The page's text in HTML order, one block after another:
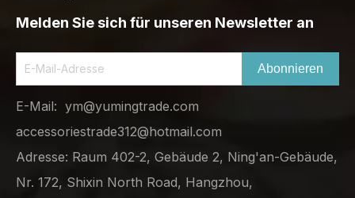
Melden Sie sich für unseren Newsletter an
Abonnieren
E-Mail: ym@yumingtrade.com
accessoriestrade312@hotmail.com
Adresse: Raum 402-2, Gebäude 2, Ning'an-Gebäude,
Nr. 172, Shixin North Road, Hangzhou,